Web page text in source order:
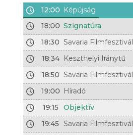
12:00 Képújság
18:00 Szignatúra
18:30 Savaria Filmfesztivál
18:34 Keszthelyi Iránytű
18:50 Savaria Filmfesztivál
19:00 Híradó
19:15
Objektív
19:45
Savaria Filmfesztivál